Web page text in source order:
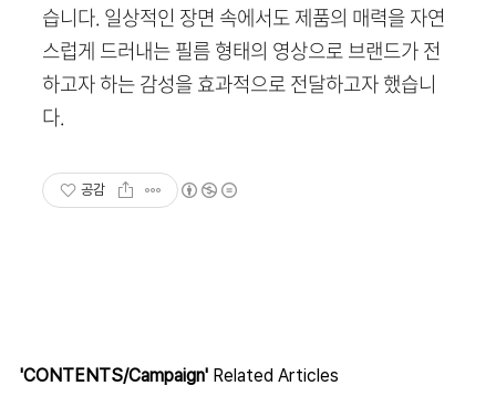
습니다. 일상적인 장면 속에서도 제품의 매력을 자연
스럽게 드러내는 필름 형태의 영상으로 브랜드가 전
하고자 하는 감성을 효과적으로 전달하고자 했습니
다.
공감
'CONTENTS/Campaign' Related Articles